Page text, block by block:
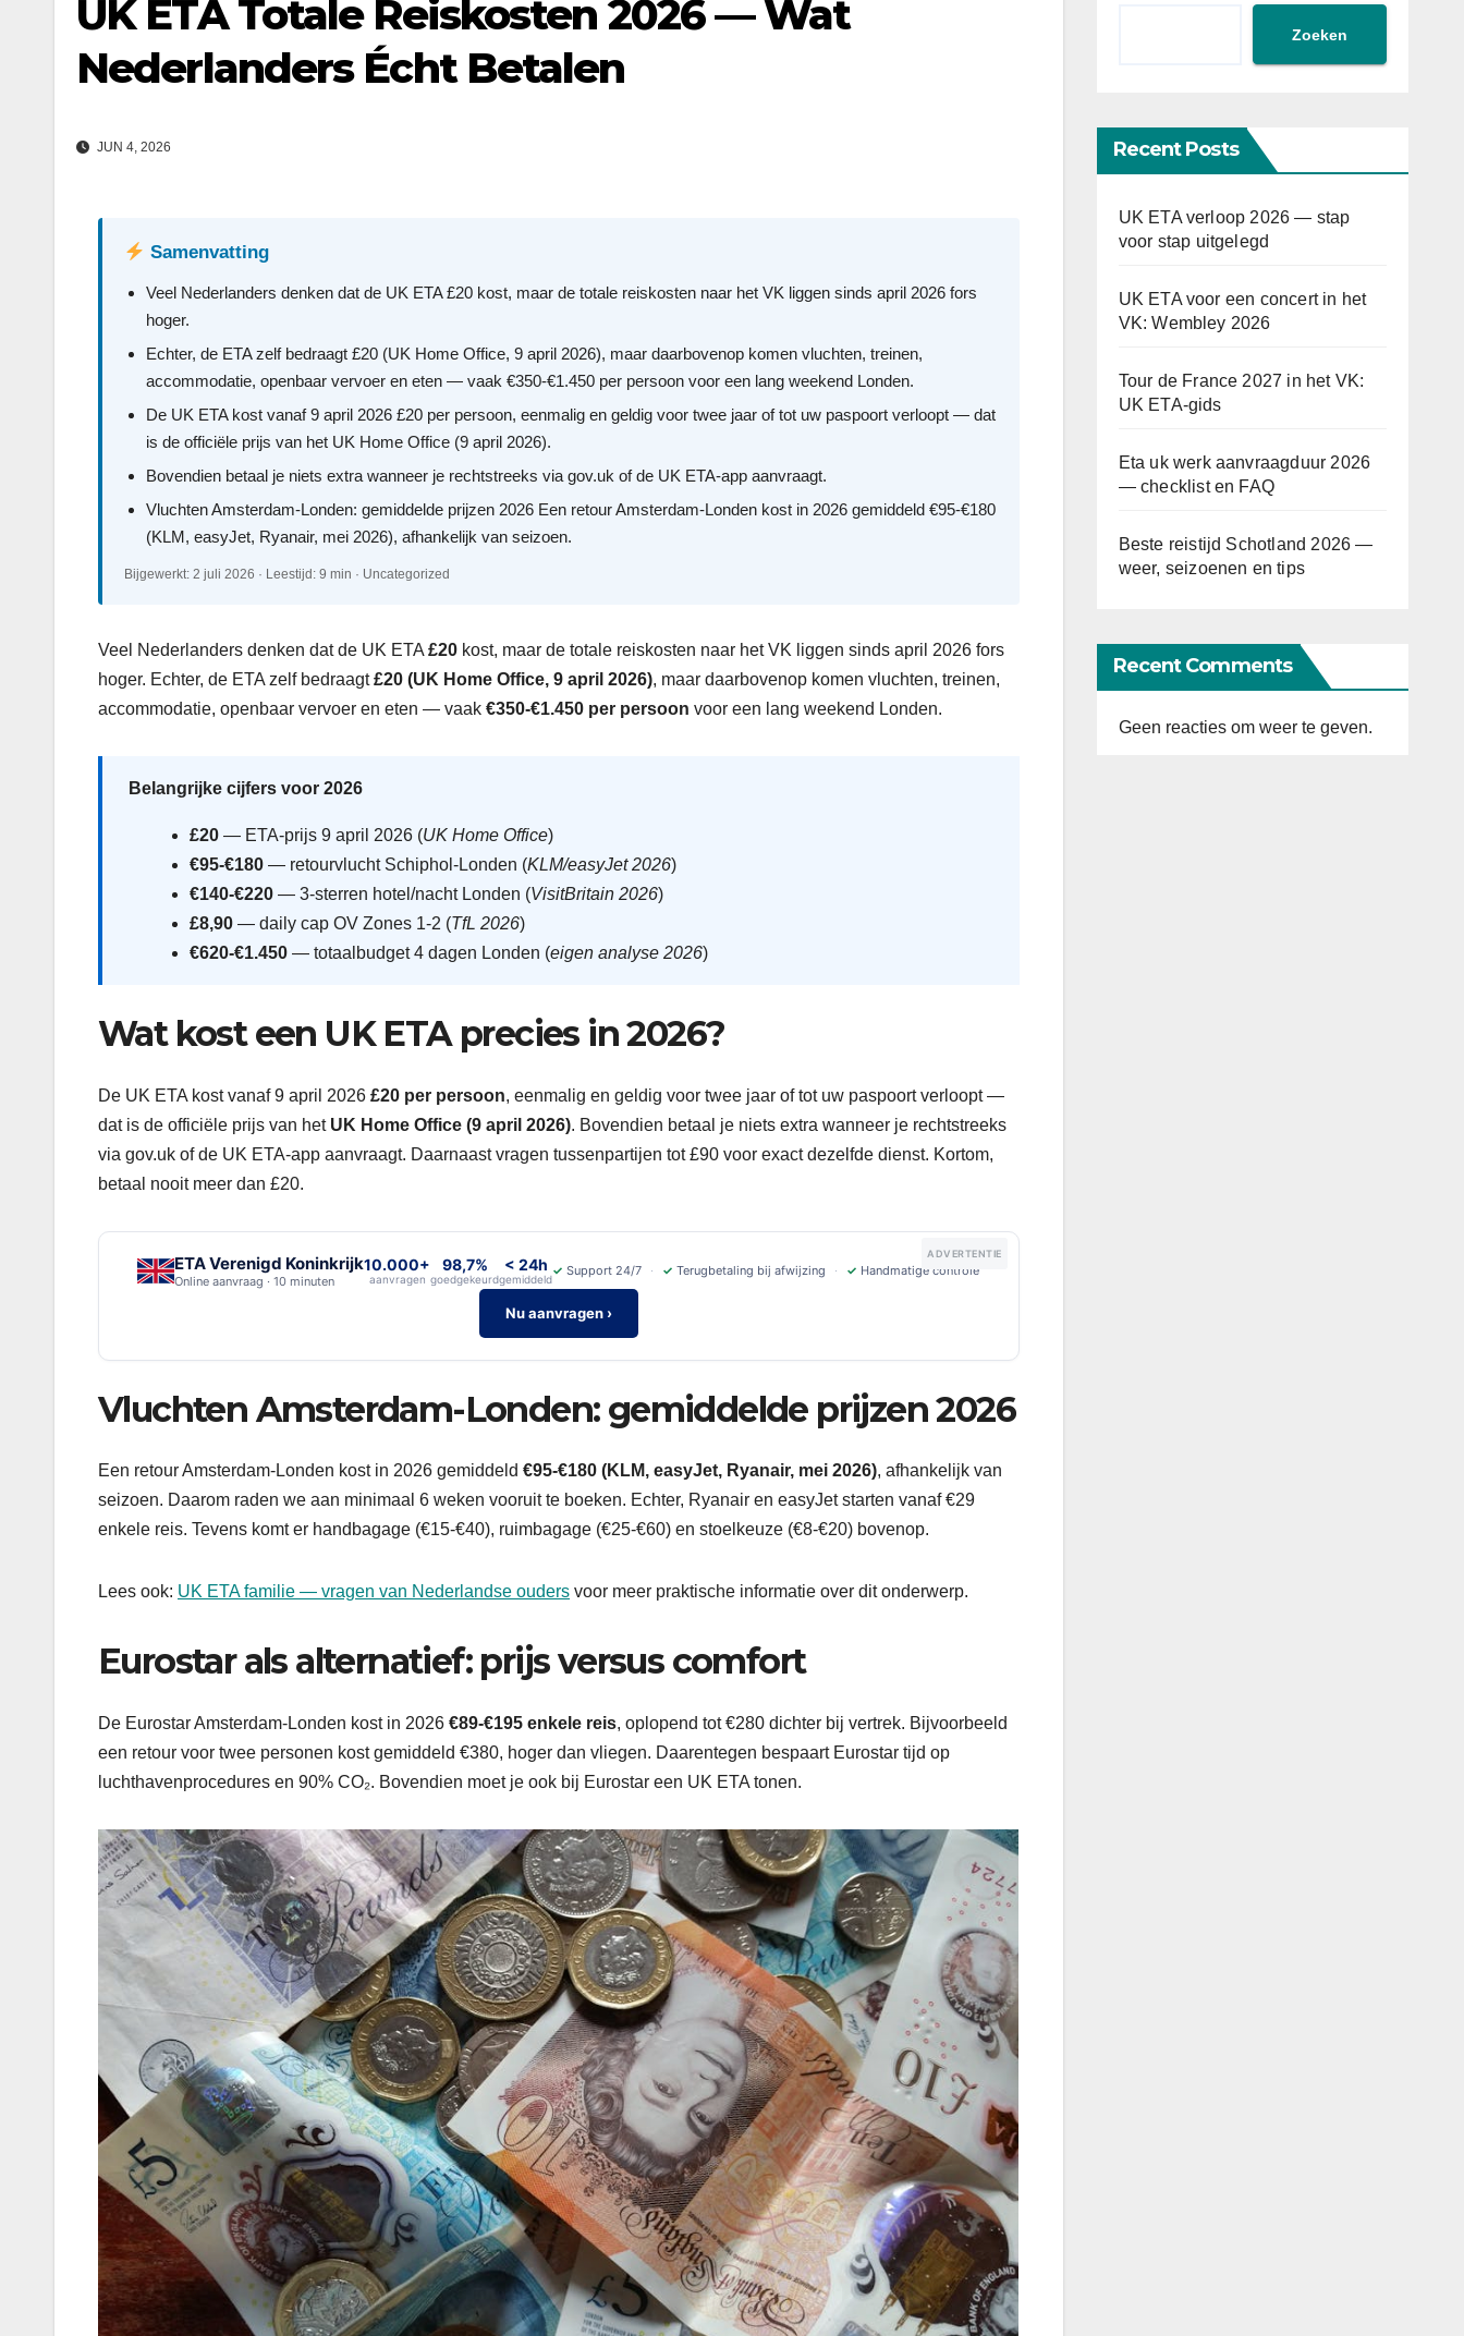
UK ETA Totale Reiskosten 2026 — Wat
Nederlanders Écht Betalen
JUN 4, 2026
Samenvatting
Veel Nederlanders denken dat de UK ETA £20 kost, maar de totale reiskosten naar het VK liggen sinds april 2026 fors
hoger.
Echter, de ETA zelf bedraagt £20 (UK Home Office, 9 april 2026), maar daarbovenop komen vluchten, treinen,
accommodatie, openbaar vervoer en eten — vaak €350-€1.450 per persoon voor een lang weekend Londen.
De UK ETA kost vanaf 9 april 2026 £20 per persoon, eenmalig en geldig voor twee jaar of tot uw paspoort verloopt — dat
is de officiële prijs van het UK Home Office (9 april 2026).
Bovendien betaal je niets extra wanneer je rechtstreeks via gov.uk of de UK ETA-app aanvraagt.
Vluchten Amsterdam-Londen: gemiddelde prijzen 2026 Een retour Amsterdam-Londen kost in 2026 gemiddeld €95-€180
(KLM, easyJet, Ryanair, mei 2026), afhankelijk van seizoen.
Bijgewerkt: 2 juli 2026 · Leestijd: 9 min · Uncategorized
Veel Nederlanders denken dat de UK ETA £20 kost, maar de totale reiskosten naar het VK liggen sinds april 2026 fors
hoger. Echter, de ETA zelf bedraagt£20 (UK Home Office, 9 april 2026), maar daarbovenop komen vluchten, treinen,
accommodatie, openbaar vervoer en eten — vaak €350-€1.450 per persoon voor een lang weekend Londen.
Belangrijke cijfers voor 2026
£20 — ETA-prijs 9 april 2026 (UK Home Office)
€95-€180 — retourvlucht Schiphol-Londen (KLM/easyJet 2026)
€140-€220 — 3-sterren hotel/nacht Londen (VisitBritain 2026)
£8,90 — daily cap OV Zones 1-2 (TfL 2026)
€620-€1.450 — totaalbudget 4 dagen Londen (eigen analyse 2026)
Wat kost een UK ETA precies in 2026?
De UK ETA kost vanaf 9 april 2026 £20 per persoon, eenmalig en geldig voor twee jaar of tot uw paspoort verloopt —
dat is de officiële prijs van het UK Home Office (9 april 2026). Bovendien betaal je niets extra wanneer je rechtstreeks
via gov.uk of de UK ETA-app aanvraagt. Daarnaast vragen tussenpartijen tot £90 voor exact dezelfde dienst. Kortom,
betaal nooit meer dan £20.
ADVERTENTIE
ETA Verenigd Koninkrijk
Online aanvraag · 10 minuten
10.000+
aanvragen
98,7%
goedgekeurd
< 24h
gemiddeld
✓ Support 24/7 ✓ Terugbetaling bij afwijzing ✓ Handmatige controle
Nu aanvragen ›
Vluchten Amsterdam-Londen: gemiddelde prijzen 2026
Een retour Amsterdam-Londen kost in 2026 gemiddeld €95-€180 (KLM, easyJet, Ryanair, mei 2026), afhankelijk van
seizoen. Daarom raden we aan minimaal 6 weken vooruit te boeken. Echter, Ryanair en easyJet starten vanaf €29
enkele reis. Tevens komt er handbagage (€15-€40), ruimbagage (€25-€60) en stoelkeuze (€8-€20) bovenop.
Lees ook: UK ETA familie — vragen van Nederlandse ouders voor meer praktische informatie over dit onderwerp.
Eurostar als alternatief: prijs versus comfort
De Eurostar Amsterdam-Londen kost in 2026 €89-€195 enkele reis, oplopend tot €280 dichter bij vertrek. Bijvoorbeeld
een retour voor twee personen kost gemiddeld €380, hoger dan vliegen. Daarentegen bespaart Eurostar tijd op
luchthavenprocedures en 90% CO₂. Bovendien moet je ook bij Eurostar een UK ETA tonen.
Zoeken
Recent Posts
UK ETA verloop 2026 — stap
voor stap uitgelegd
UK ETA voor een concert in het
VK: Wembley 2026
Tour de France 2027 in het VK:
UK ETA-gids
Eta uk werk aanvraagduur 2026
— checklist en FAQ
Beste reistijd Schotland 2026 —
weer, seizoenen en tips
Recent Comments
Geen reacties om weer te geven.